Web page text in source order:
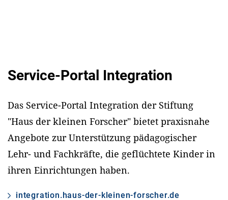
Service-Portal Integration
Das Service-Portal Integration der Stiftung
"Haus der kleinen Forscher" bietet praxisnahe
Angebote zur Unterstützung pädagogischer
Lehr- und Fachkräfte, die geflüchtete Kinder in
ihren Einrichtungen haben.
integration.haus-der-kleinen-forscher.de